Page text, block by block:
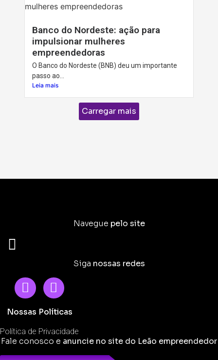
Banco do Nordeste: ação para
impulsionar mulheres
empreendedoras
O Banco do Nordeste (BNB) deu um importante
passo ao...
Leia mais
Carregar mais
Navegue pelo site
Siga nossas redes
Nossas Políticas
Política de Privacidade
Fale conosco e anuncie no site do Leão empreendedor